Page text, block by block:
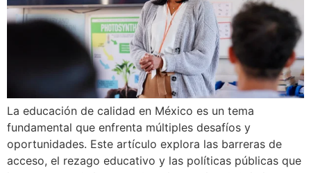
La educación de calidad en México es un tema
fundamental que enfrenta múltiples desafíos y
oportunidades. Este artículo explora las barreras de
acceso, el rezago educativo y las políticas públicas que